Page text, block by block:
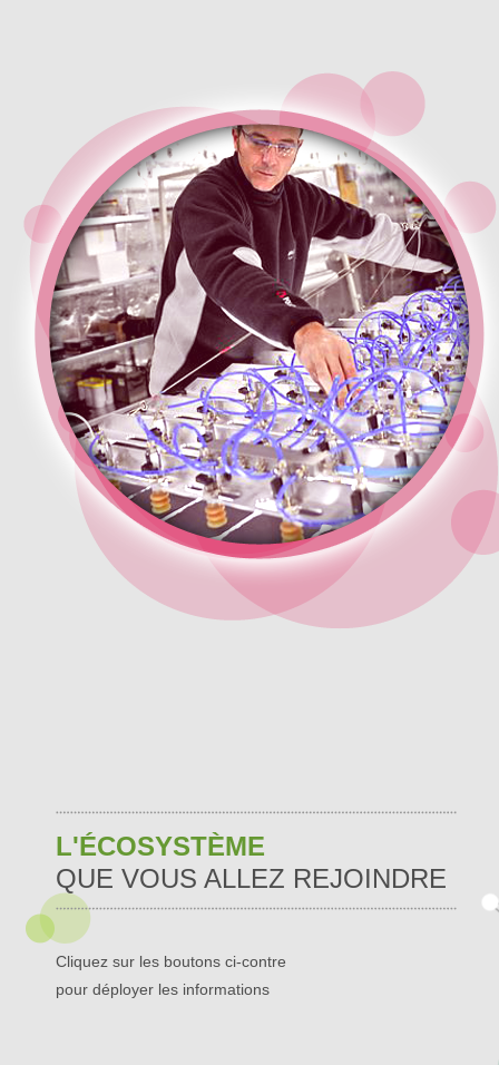
L'ÉCOSYSTÈME
QUE VOUS ALLEZ REJOINDRE
Cliquez sur les boutons ci-contre
pour déployer les informations